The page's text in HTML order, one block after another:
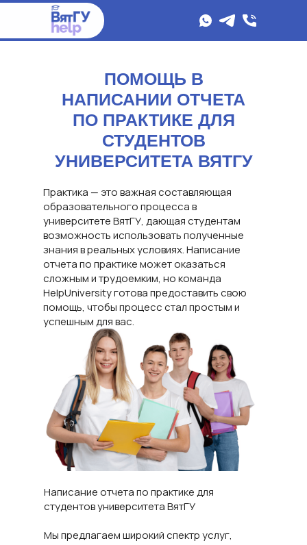
ПОМОЩЬ В
НАПИСАНИИ ОТЧЕТА
ПО ПРАКТИКЕ ДЛЯ
СТУДЕНТОВ
УНИВЕРСИТЕТА ВЯТГУ
Практика — это важная составляющая
образовательного процесса в
университете ВятГУ, дающая студентам
возможность использовать полученные
знания в реальных условиях. Написание
отчета по практике может оказаться
сложным и трудоемким, но команда
HelpUniversity готова предоставить свою
помощь, чтобы процесс стал простым и
успешным для вас.
Написание отчета по практике для
студентов университета ВятГУ
Мы предлагаем широкий спектр услуг,